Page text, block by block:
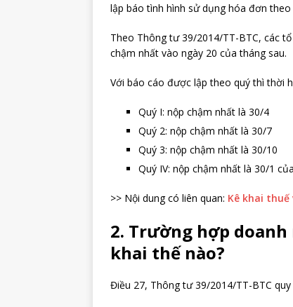
lập báo tình hình sử dụng hóa đơn theo
Theo Thông tư 39/2014/TT-BTC, các
chậm nhất vào ngày 20 của tháng sau.
Với báo cáo được lập theo quý thì thời
Quý I: nộp chậm nhất là 30/4
Quý 2: nộp chậm nhất là 30/7
Quý 3: nộp chậm nhất là 30/10
Quý IV: nộp chậm nhất là 30/1
>> Nội dung có liên quan: Kê khai
2. Trường hợp
khai thế nào?
Điều 27, Thông tư 39/2014/TT-BTC